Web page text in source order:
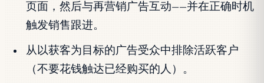
页面，然后与再营销广告互动——并在正确时机
触发销售跟进。
从以获客为目标的广告受众中排除活跃客户
（不要花钱触达已经购买的人）。